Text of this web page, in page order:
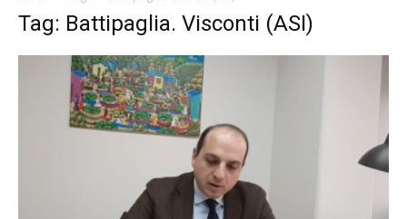
Tag: Battipaglia. Visconti (ASI)